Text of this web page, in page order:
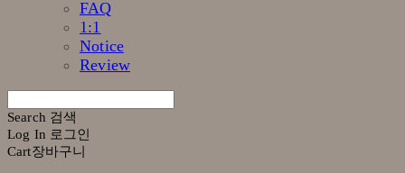
FAQ
1:1
Notice
Review
Search 검색
Log In 로그인
Cart장바구니